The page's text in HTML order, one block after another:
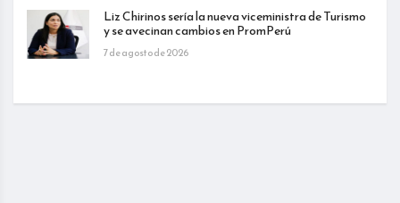
Liz Chirinos sería la nueva viceministra de Turismo
y se avecinan cambios en PromPerú
7 de agosto de 2026